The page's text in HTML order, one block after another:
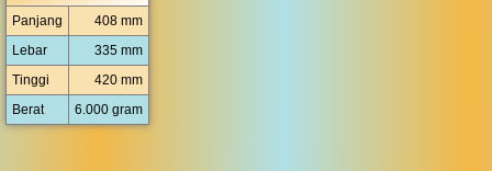
Panjang
408 mm
Lebar
335 mm
Tinggi
420 mm
Berat
6.000 gram